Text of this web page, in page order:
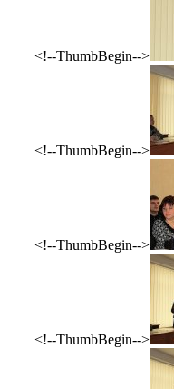
<!--ThumbBegin-->
<!--ThumbBegin-->
<!--ThumbBegin-->
<!--ThumbBegin-->